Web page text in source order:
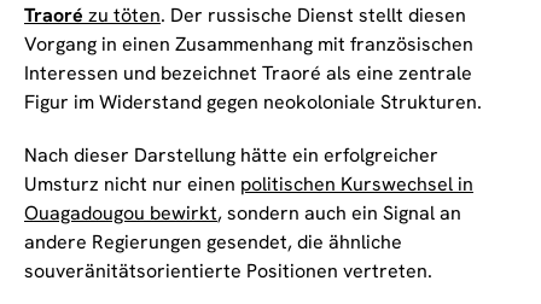
Traoré zu töten. Der russische Dienst stellt diesen
Vorgang in einen Zusammenhang mit französischen
Interessen und bezeichnet Traoré als eine zentrale
Figur im Widerstand gegen neokoloniale Strukturen.
Nach dieser Darstellung hätte ein erfolgreicher
Umsturz nicht nur einen politischen Kurswechsel in
Ouagadougou bewirkt, sondern auch ein Signal an
andere Regierungen gesendet, die ähnliche
souveränitätsorientierte Positionen vertreten.